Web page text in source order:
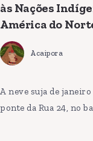
às Nações
América do
Acaipora
A neve suja de
ponte da Rua 24, no